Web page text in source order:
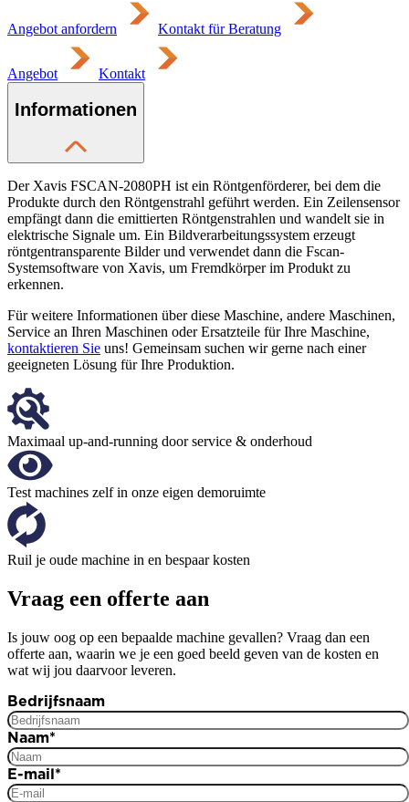
Angebot anfordern Kontakt für Beratung
Angebot Kontakt
Informationen
Der Xavis FSCAN-2080PH ist ein Röntgenförderer, bei dem die
Produkte durch den Röntgenstrahl geführt werden. Ein Zeilensensor
empfängt dann die emittierten Röntgenstrahlen und wandelt sie in
elektrische Signale um. Ein Bildverarbeitungssystem erzeugt
röntgentransparente Bilder und verwendet dann die Fscan-
Systemsoftware von Xavis, um Fremdkörper im Produkt zu
erkennen.
Für weitere Informationen über diese Maschine, andere Maschinen,
Service an Ihren Maschinen oder Ersatzteile für Ihre Maschine,
kontaktieren Sie uns! Gemeinsam suchen wir gerne nach einer
geeigneten Lösung für Ihre Produktion.
Maximaal up-and-running door service & onderhoud
Test machines zelf in onze eigen demoruimte
Ruil je oude machine in en bespaar kosten
Vraag een offerte aan
Is jouw oog op een bepaalde machine gevallen? Vraag dan een
offerte aan, waarin we je een goed beeld geven van de kosten en
wat wij jou daarvoor leveren.
Bedrijfsnaam
Naam*
E-mail*